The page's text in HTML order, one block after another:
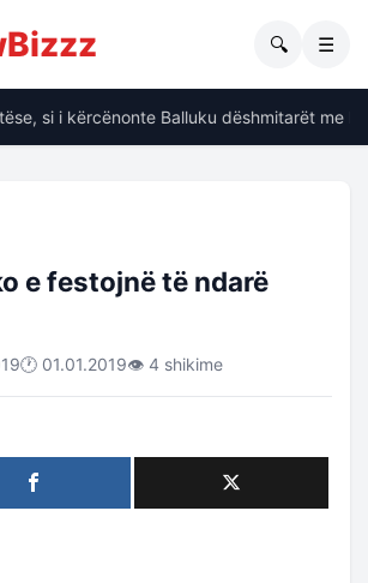
🔍 ☰
si i kërcënonte Balluku dëshmitarët me
e festojnë të ndarë
🕐 01.01.2019👁 4 shikime